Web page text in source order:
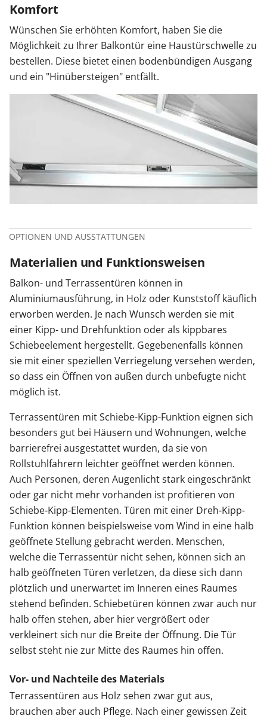
Komfort
Wünschen Sie erhöhten Komfort, haben Sie die
Möglichkeit zu Ihrer Balkontür eine Haustürschwelle zu
bestellen. Diese bietet einen bodenbündigen Ausgang
und ein "Hinübersteigen" entfällt.
OPTIONEN UND AUSSTATTUNGEN
Materialien und Funktionsweisen
Balkon- und Terrassentüren können in
Aluminiumausführung, in Holz oder Kunststoff käuflich
erworben werden. Je nach Wunsch werden sie mit
einer Kipp- und Drehfunktion oder als kippbares
Schiebeelement hergestellt. Gegebenenfalls können
sie mit einer speziellen Verriegelung versehen werden,
so dass ein Öffnen von außen durch unbefugte nicht
möglich ist.
Terrassentüren mit Schiebe-Kipp-Funktion eignen sich
besonders gut bei Häusern und Wohnungen, welche
barrierefrei ausgestattet wurden, da sie von
Rollstuhlfahrern leichter geöffnet werden können.
Auch Personen, deren Augenlicht stark eingeschränkt
oder gar nicht mehr vorhanden ist profitieren von
Schiebe-Kipp-Elementen. Türen mit einer Dreh-Kipp-
Funktion können beispielsweise vom Wind in eine halb
geöffnete Stellung gebracht werden. Menschen,
welche die Terrassentür nicht sehen, können sich an
halb geöffneten Türen verletzen, da diese sich dann
plötzlich und unerwartet im Inneren eines Raumes
stehend befinden. Schiebetüren können zwar auch nur
halb offen stehen, aber hier vergrößert oder
verkleinert sich nur die Breite der Öffnung. Die Tür
selbst steht nie zur Mitte des Raumes hin offen.
Vor- und Nachteile des Materials
Terrassentüren aus Holz sehen zwar gut aus,
brauchen aber auch Pflege. Nach einer gewissen Zeit